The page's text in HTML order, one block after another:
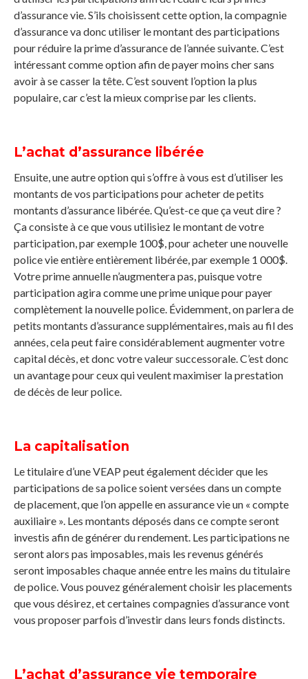
d’assurance vie. S’ils choisissent cette option, la compagnie
d’assurance va donc utiliser le montant des participations
pour réduire la prime d’assurance de l’année suivante. C’est
intéressant comme option afin de payer moins cher sans
avoir à se casser la tête. C’est souvent l’option la plus
populaire, car c’est la mieux comprise par les clients.
L’achat d’assurance libérée
Ensuite, une autre option qui s’offre à vous est d’utiliser les
montants de vos participations pour acheter de petits
montants d’assurance libérée. Qu’est-ce que ça veut dire ?
Ça consiste à ce que vous utilisiez le montant de votre
participation, par exemple 100$, pour acheter une nouvelle
police vie entière entièrement libérée, par exemple 1 000$.
Votre prime annuelle n’augmentera pas, puisque votre
participation agira comme une prime unique pour payer
complètement la nouvelle police. Évidemment, on parlera de
petits montants d’assurance supplémentaires, mais au fil des
années, cela peut faire considérablement augmenter votre
capital décès, et donc votre valeur successorale. C’est donc
un avantage pour ceux qui veulent maximiser la prestation
de décès de leur police.
La capitalisation
Le titulaire d’une VEAP peut également décider que les
participations de sa police soient versées dans un compte
de placement, que l’on appelle en assurance vie un « compte
auxiliaire ». Les montants déposés dans ce compte seront
investis afin de générer du rendement. Les participations ne
seront alors pas imposables, mais les revenus générés
seront imposables chaque année entre les mains du titulaire
de police. Vous pouvez généralement choisir les placements
que vous désirez, et certaines compagnies d’assurance vont
vous proposer parfois d’investir dans leurs fonds distincts.
L’achat d’assurance vie temporaire